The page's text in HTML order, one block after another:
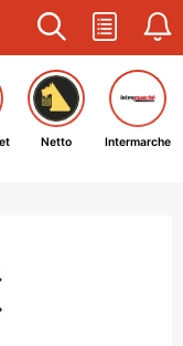
Netto Intermarche